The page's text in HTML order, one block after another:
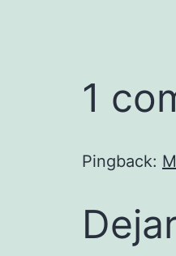
1
Pingback: